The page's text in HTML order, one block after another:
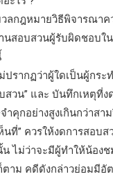
ลกฎหมายวิธีพิจารณาค
นสอบสวนผู้รับผิดชอบใ
ม่ปรากฏว่าผู้ใดเป็นผู้กร
สวน” และ บันทึกเหตุที่
ำคุกอย่างสูงเกินกว่าส
นที่” ควรให้งดการสอบ
ไม่ว่าจะมีผู้ทำให้น้องช
าม คดีดังกล่าวย่อมมีอั